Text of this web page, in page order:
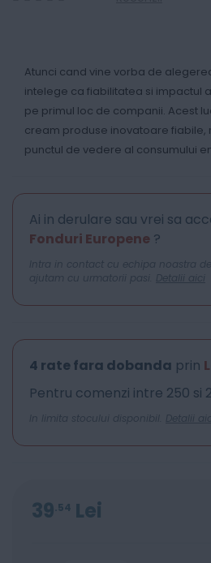
Atunci cand vine vorba de
intelege ca fiabilitatea si impactul
pe primul loc de companii. Acest
cream produse inovatoare fiabile,
punctul de vedere al consumului
Ai in derulare sau vrei sa
Fonduri Europene ?
Intra in contact cu echipa noastra
ajutam cu urmatorii pasi. Detalii aici
4 rate fara dobanda prin
Pentru comenzi intre 250 si
In limita stocului disponibil. Detalii
39 54 Lei